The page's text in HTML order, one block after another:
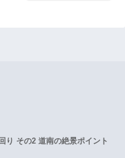
り その2 道南の絶景ポイント